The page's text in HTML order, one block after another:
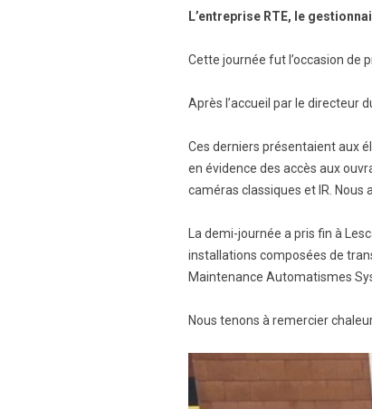
L’entreprise RTE, le
Cette journée fut l’occasion de
Après l’accueil par le directeur
Ces derniers présentaient aux
en évidence des accès aux
caméras classiques et IR. Nous
La demi-journée a pris fin à
installations composées de
Maintenance Automatismes
Nous tenons à remercier